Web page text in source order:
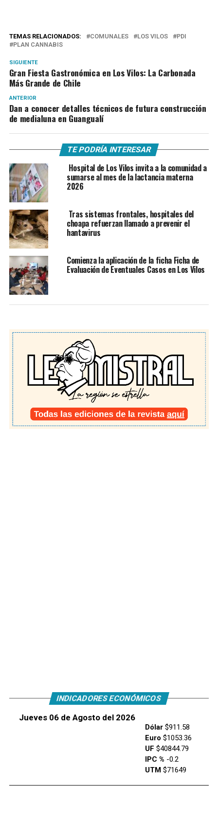
TEMAS RELACIONADOS: COMUNALES LOS VILOS
PDI
PLAN CANNABIS
SIGUIENTE
Gran Fiesta Gastronómica en Los Vilos: La Carbonada
Más Grande de Chile
ANTERIOR
Dan a conocer detalles técnicos de futura construcción
de medialuna en Guangualí
TE PODRÍA INTERESAR
Hospital de Los Vilos invita a la comunidad a
sumarse al mes de la lactancia materna
2026
Tras sistemas frontales, hospitales del
choapa refuerzan llamado a prevenir el
hantavirus
Comienza la aplicación de la ficha Ficha de
Evaluación de Eventuales Casos en Los Vilos
INDICADORES ECONÓMICOS
Jueves 06 de Agosto del 2026
Dólar$911.58
Euro $1053.36
UF $40844.79
IPC % -0.2
UTM$71649